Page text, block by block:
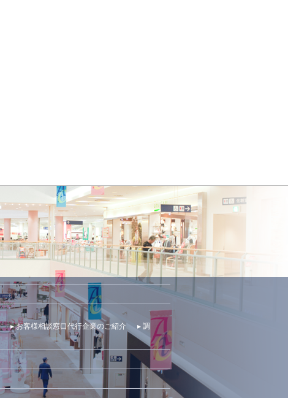
▸ お客様相談窓口代行企業のご紹介
▸ 調